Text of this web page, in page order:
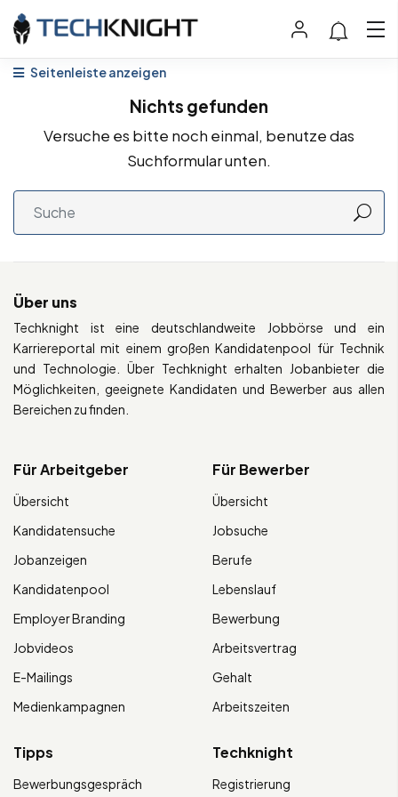
Seitenleiste anzeigen
Nichts gefunden
Versuche es bitte noch einmal, benutze das
Suchformular unten.
Über uns
Techknight ist eine deutschlandweite Jobbörse und ein
Karriereportal mit einem großen Kandidatenpool für Technik
und Technologie. Über Techknight erhalten Jobanbieter die
Möglichkeiten, geeignete Kandidaten und Bewerber aus allen
Bereichen zu finden.
Für Arbeitgeber
Übersicht
Kandidatensuche
Jobanzeigen
Kandidatenpool
Employer Branding
Jobvideos
E-Mailings
Medienkampagnen
Für Bewerber
Übersicht
Jobsuche
Berufe
Lebenslauf
Bewerbung
Arbeitsvertrag
Gehalt
Arbeitszeiten
Tipps
Bewerbungsgespräch
Techknight
Registrierung